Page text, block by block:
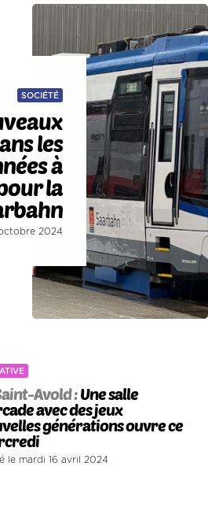
SOCIÉTÉ
les
à
la
2024
Avold :Une salle
avec des jeux
générations ouvre ce
le mardi 16 avril 2024